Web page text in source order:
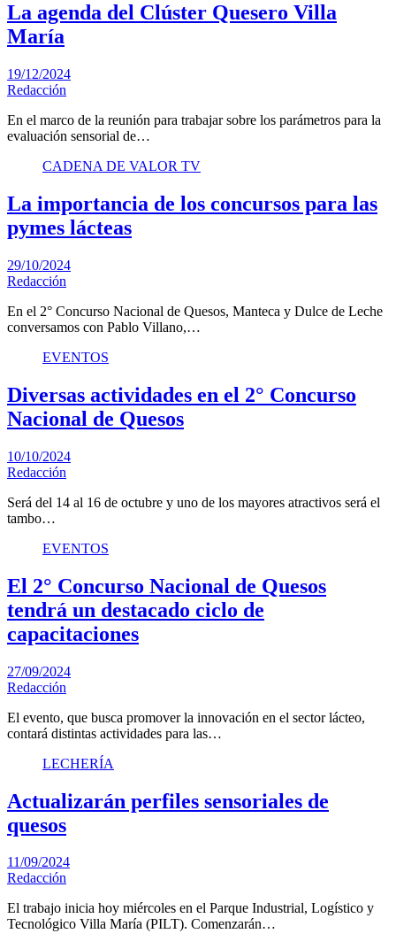
La agenda del Clúster Quesero Villa
María
19/12/2024
Redacción
En el marco de la reunión para trabajar sobre los parámetros para la
evaluación sensorial de…
CADENA DE VALOR TV
La importancia de los concursos para las
pymes lácteas
29/10/2024
Redacción
En el 2° Concurso Nacional de Quesos, Manteca y Dulce de Leche
conversamos con Pablo Villano,…
EVENTOS
Diversas actividades en el 2° Concurso
Nacional de Quesos
10/10/2024
Redacción
Será del 14 al 16 de octubre y uno de los mayores atractivos será el
tambo…
EVENTOS
El 2° Concurso Nacional de Quesos
tendrá un destacado ciclo de
capacitaciones
27/09/2024
Redacción
El evento, que busca promover la innovación en el sector lácteo,
contará distintas actividades para las…
LECHERÍA
Actualizarán perfiles sensoriales de
quesos
11/09/2024
Redacción
El trabajo inicia hoy miércoles en el Parque Industrial, Logístico y
Tecnológico Villa María (PILT). Comenzarán…